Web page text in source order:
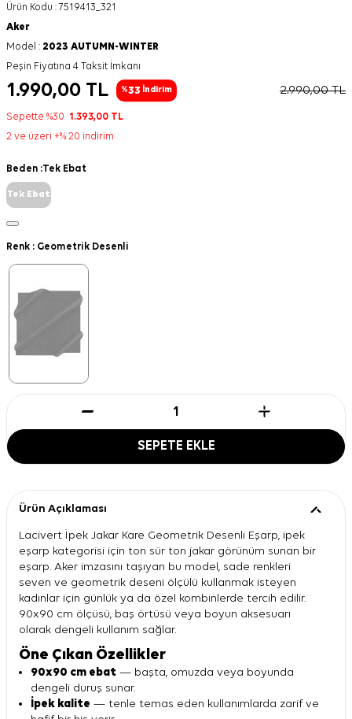
Ürün Kodu :7519413_321
Aker
Model : 2023 AUTUMN-WINTER
Peşin Fiyatına 4 Taksit İmkanı
1.990,00 TL %33 İndirim 2.990,00TL
Sepette %30 1.393,00 TL
2 ve üzeri +% 20 indirim
Beden :Tek Ebat
Tek Ebat
Renk : Geometrik Desenli
SEPETE EKLE
Ürün Açıklaması
Lacivert İpek Jakar Kare Geometrik Desenli Eşarp, ipek
eşarp kategorisi için ton sür ton jakar görünüm sunan bir
eşarp. Aker imzasını taşıyan bu model, sade renkleri
seven ve geometrik deseni ölçülü kullanmak isteyen
kadınlar için günlük ya da özel kombinlerde tercih edilir.
90x90 cm ölçüsü, baş örtüsü veya boyun aksesuarı
olarak dengeli kullanım sağlar.
Öne Çıkan Özellikler
90x90 cm ebat — başta, omuzda veya boyunda
dengeli duruş sunar.
İpek kalite — tenle temas eden kullanımlarda zarif ve